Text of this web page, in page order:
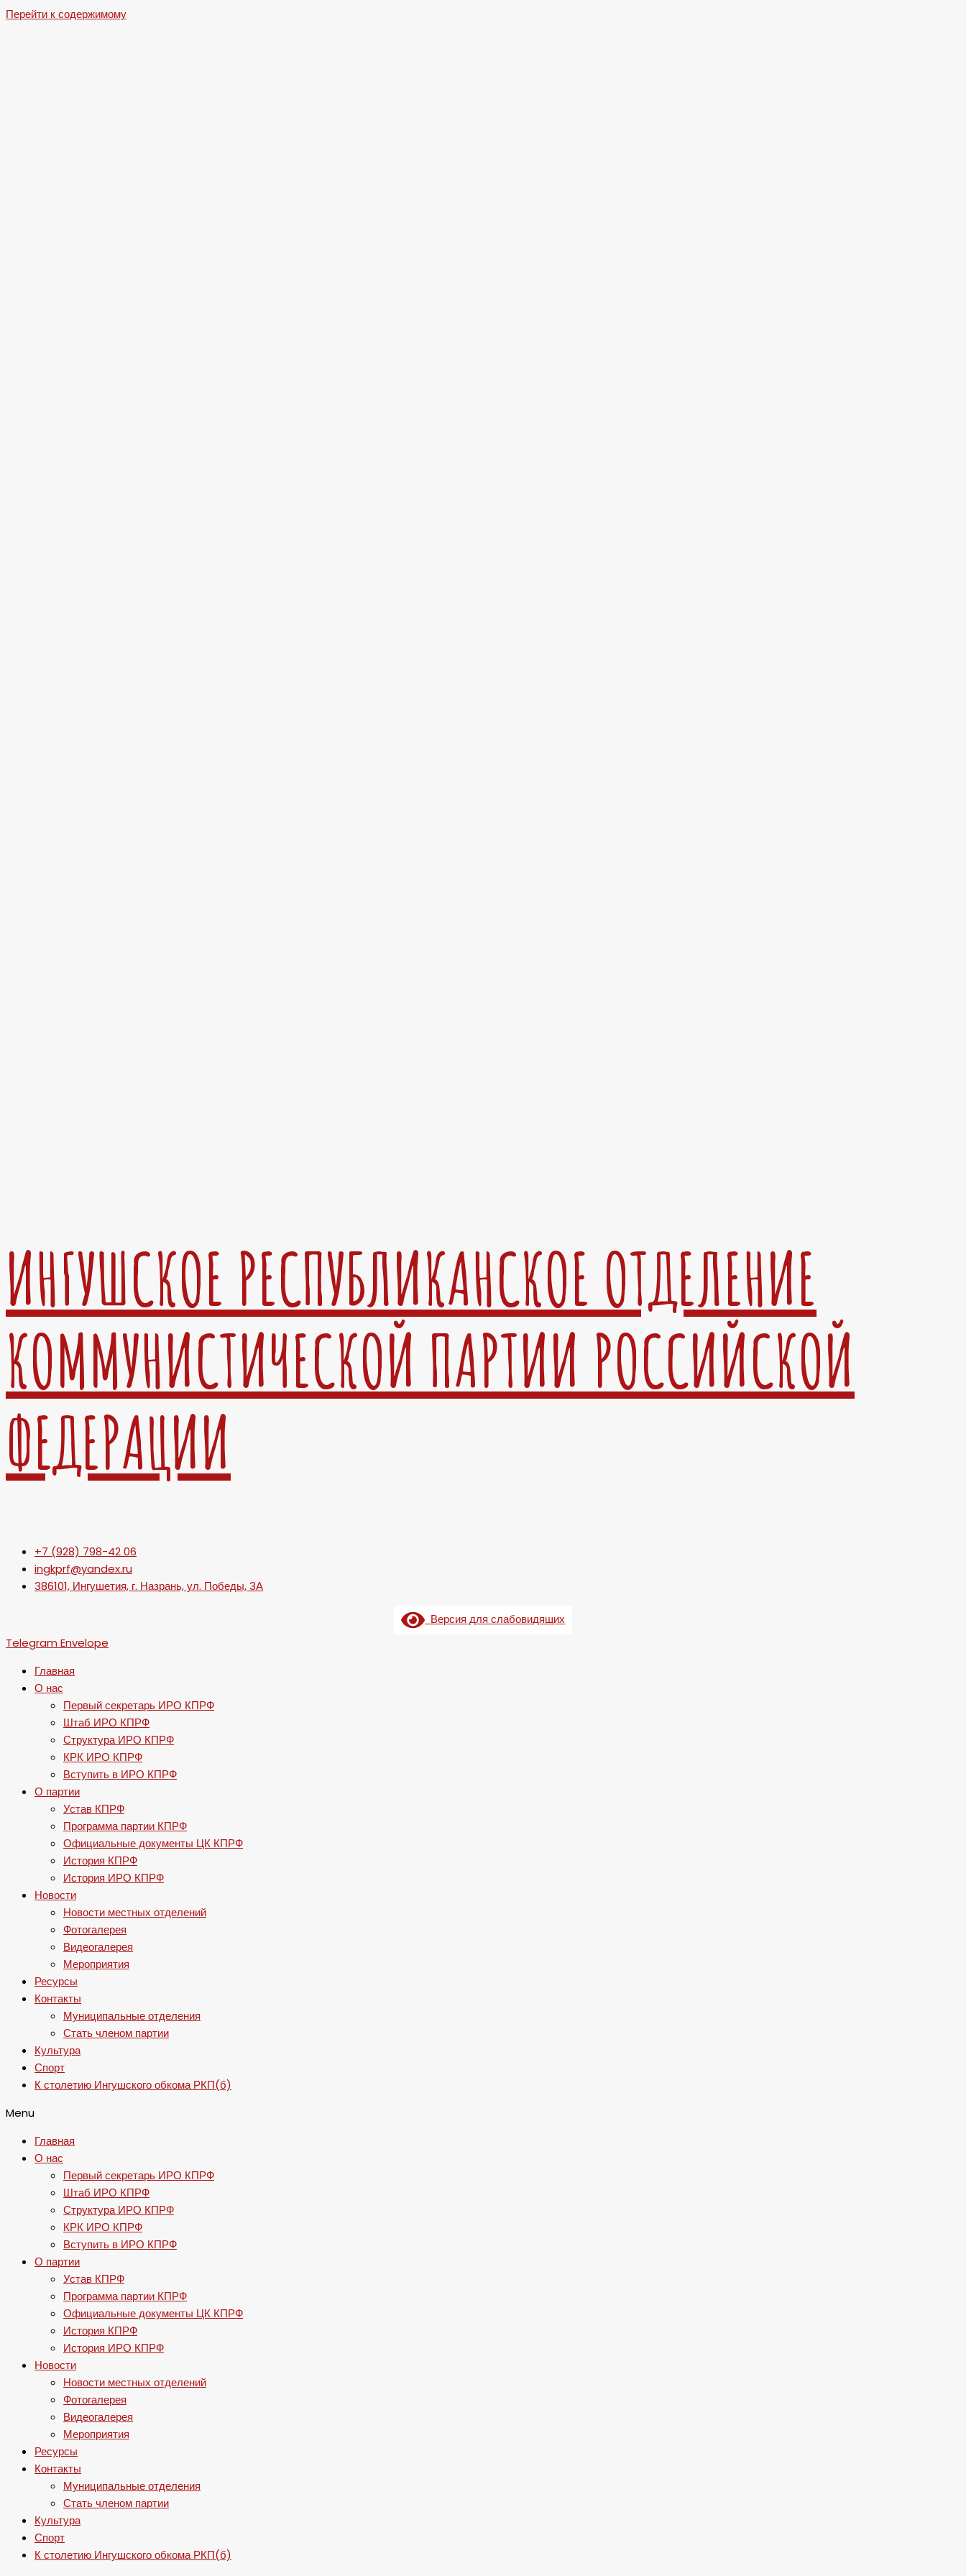
Перейти к содержимому
ИНГУШСКОЕ РЕСПУБЛИКАНСКОЕ ОТДЕЛЕНИЕ
КОММУНИСТИЧЕСКОЙ ПАРТИИ РОССИЙСКОЙ
ФЕДЕРАЦИИ
+7 (928) 798-42 06
ingkprf@yandex.ru
386101, Ингушетия, г. Назрань, ул. Победы, 3А
Версия для слабовидящих
Telegram Envelope
Главная
О нас
Первый секретарь ИРО КПРФ
Штаб ИРО КПРФ
Структура ИРО КПРФ
КРК ИРО КПРФ
Вступить в ИРО КПРФ
О партии
Устав КПРФ
Программа партии КПРФ
Официальные документы ЦК КПРФ
История КПРФ
История ИРО КПРФ
Новости
Новости местных отделений
Фотогалерея
Видеогалерея
Мероприятия
Ресурсы
Контакты
Муниципальные отделения
Стать членом партии
Культура
Спорт
К столетию Ингушского обкома РКП(б)
Menu
Главная
О нас
Первый секретарь ИРО КПРФ
Штаб ИРО КПРФ
Структура ИРО КПРФ
КРК ИРО КПРФ
Вступить в ИРО КПРФ
О партии
Устав КПРФ
Программа партии КПРФ
Официальные документы ЦК КПРФ
История КПРФ
История ИРО КПРФ
Новости
Новости местных отделений
Фотогалерея
Видеогалерея
Мероприятия
Ресурсы
Контакты
Муниципальные отделения
Стать членом партии
Культура
Спорт
К столетию Ингушского обкома РКП(б)